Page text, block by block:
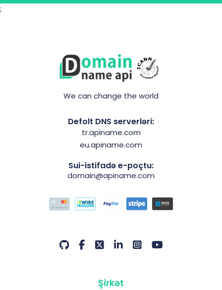
;
We can change the world
Defolt DNS serverləri:
tr.apiname.com
eu.apiname.com
Sui-istifadə e-poçtu:
domain@apiname.com
Şirkət